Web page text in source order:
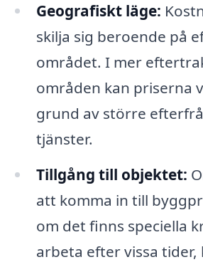
Geografiskt läge:
skilja sig beroende på
området. I mer
områden kan priserna
grund av större
tjänster.
Tillgång till objektet:
att komma in till
om det finns speciella
arbeta efter vissa tider,